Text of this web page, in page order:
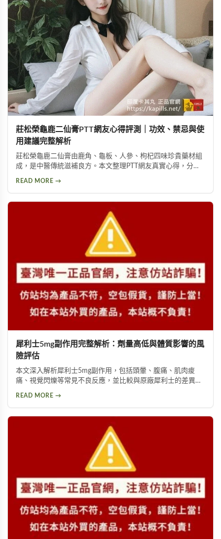
莊松榮龜鹿二仙膏PTT網友心得評測｜功效、禁忌與使
用建議完整解析
莊松榮龜鹿二仙膏由鹿角、龜板、人參、枸杞四味珍貴藥材組
成，是中醫傳統滋補良方。本文整理PTT網友真實心得，分析
READ MORE →
犀利士5mg副作用完整解析：劑量高低與體質影響的風
險評估
本文深入解析犀利士5mg副作用，包括頭暈、腹痛、肌肉痠
痛、視覺閃爍等常見不良反應，並比較與原廠犀利士的差異。
READ MORE →